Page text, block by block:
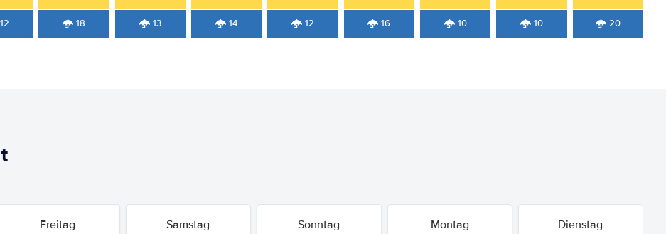
12 18 13 14 12 16 10 10 20
Freitag Samstag Sonntag Montag Dienstag